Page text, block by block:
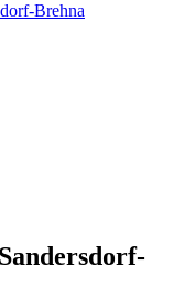
Brehna